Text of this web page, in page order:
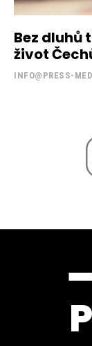
Bez dluhů
život
INFO@PRESS-